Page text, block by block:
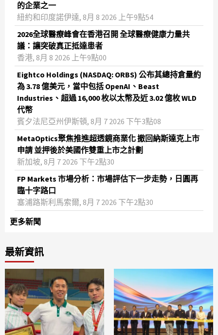
的企業之一
紐約和印度諾伊達, 8月 8 2026 上午9點54
2026全球醫療峰會在香港召開 全球醫療健康力量共
議：讓突破真正抵達患者
香港, 8月 8 2026 上午9點00
Eightco Holdings (NASDAQ: ORBS) 公布其總持倉量約
為 3.78 億美元，當中包括 OpenAI、Beast
Industries、超過 16,000 枚以太幣及近 3.02 億枚 WLD
代幣
賓夕法尼亞州伊斯頓, 8月 7 2026 下午3點08
MetaOptics聚焦推進超透鏡商業化 撤回納斯達克上市
申請 並押後於美國作雙重上市之計劃
新加坡, 8月 7 2026 下午2點30
FP Markets 市場分析：市場評估下一步走勢，日圓再
臨十字路口
塞浦路斯利馬索爾, 8月 7 2026 下午2點30
更多新聞
最新資訊